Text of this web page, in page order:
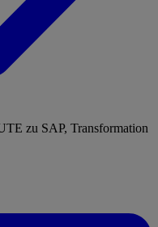
zu SAP, Transformation